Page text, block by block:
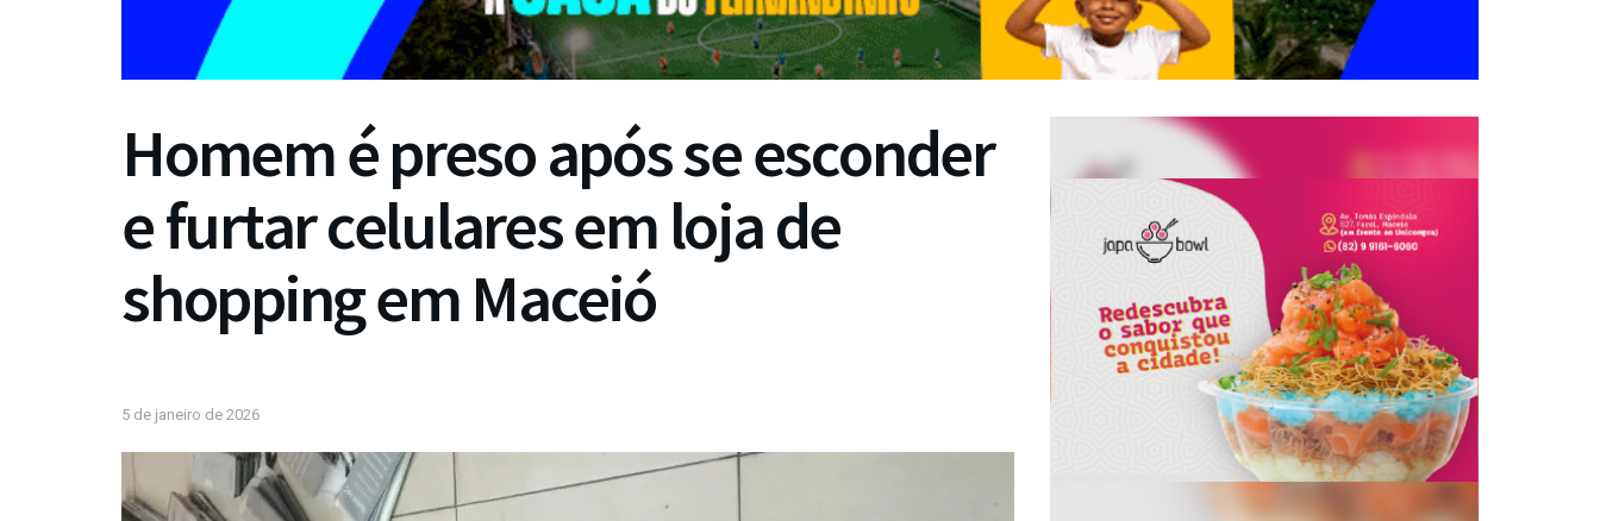
Homem é preso após se esconder
e furtar celulares em loja de
shopping em Maceió
5 de janeiro de 2026